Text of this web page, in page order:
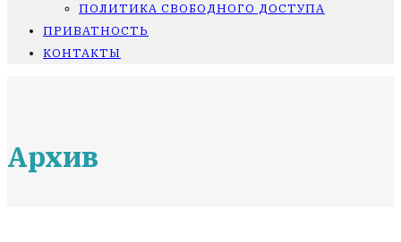
ПОЛИТИКА СВОБОДНОГО ДОСТУПА
ПРИВАТНОСТЬ
КОНТАКТЫ
Архив